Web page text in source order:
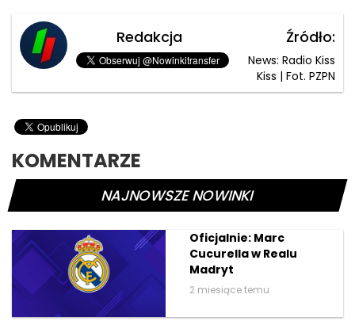
Redakcja Źródło:
News: Radio Kiss
Kiss | Fot. PZPN
KOMENTARZE
NAJNOWSZE NOWINKI
Oficjalnie: Marc
Cucurella w Realu
Madryt
2 miesiące temu